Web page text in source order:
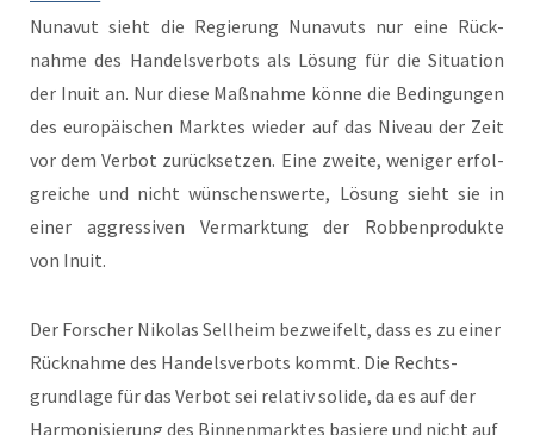
Nunavut sieht die Regierung Nunavuts nur eine Rück­
nahme des Han­delsver­bots als Lösung für die Sit­u­a­tion
der Inu­it an. Nur diese Maß­nahme könne die Bedin­gun­gen
des europäis­chen Mark­tes wieder auf das Niveau der Zeit
vor dem Ver­bot zurück­set­zen. Eine zweite, weniger erfol­
gre­iche und nicht wün­schenswerte, Lösung sieht sie in
ein­er aggres­siv­en Ver­mark­tung der Robben­pro­duk­te
von Inuit.
Der Forsch­er Niko­las Sell­heim bezweifelt, dass es zu ein­er
Rück­nahme des Han­delsver­bots kommt. Die Rechts­
grund­lage für das Ver­bot sei rel­a­tiv solide, da es auf der
Har­mon­isierung des Bin­nen­mark­tes basiere und nicht auf